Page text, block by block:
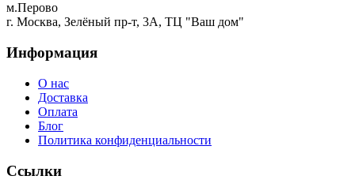
м.Перово
г. Москва, Зелёный пр-т, 3А, ТЦ "Ваш дом"
Информация
О нас
Доставка
Оплата
Блог
Политика конфиденциальности
Ссылки